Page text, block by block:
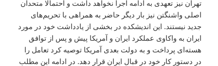
تهران نیز تعهدی به ادامه اجرا نخواهد داشت و احتمالا متحدان
اصلی واشنگتن نیز بار دیگر حاضر به همراهی با تحریم‌های
جدید نیستند. این اندیشکده در بخشی از یادداشت خود در مورد
ایران به واکاوی عملکرد ایران و آمریکا پیش و پس از توافق
هسته‌ای پرداخت و به دولت بعدی آمریکا توصیه کرد تعامل را
در دستور کار خود در قبال ایران قرار دهد. در ادامه این مطلب